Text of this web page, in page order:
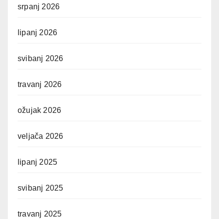
srpanj 2026
lipanj 2026
svibanj 2026
travanj 2026
ožujak 2026
veljača 2026
lipanj 2025
svibanj 2025
travanj 2025